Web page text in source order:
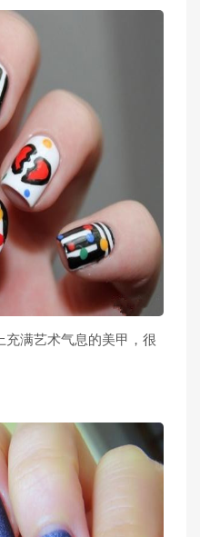
满艺术气息的美甲，很